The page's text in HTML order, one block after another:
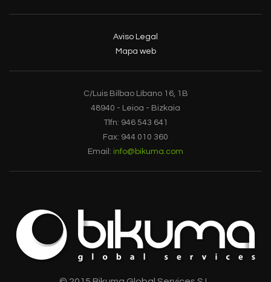
Aviso Legal
Mapa web
C/Luis Bilbao Líbano 16, 1B
48940 - Leioa - Bizkaia
Tlfn: 946 543 641
Fax: 944 010 360
Email: info@bikuma.com